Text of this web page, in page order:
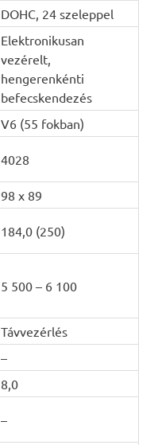
DOHC, 24 szeleppel
Elektronikusan
vezérelt,
hengerenkénti
befecskendezés
V6 (55 fokban)
4028
98 x 89
184,0 (250)
5 500 – 6 100
Távvezérlés
–
8,0
–